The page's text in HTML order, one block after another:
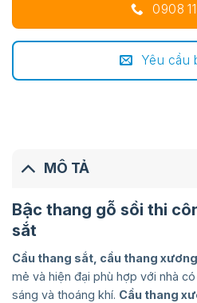
0908
Yêu cầu
MÔ TẢ
Bậc thang gỗ sồi thi
sắt
Cầu thang sắt, cầu thang
mẻ và hiện đại phù hợp với nhà
sáng và thoáng khí. Cầu thang